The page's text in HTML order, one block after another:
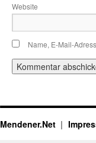
Website
Name, E-Mail-
Mendener.Net